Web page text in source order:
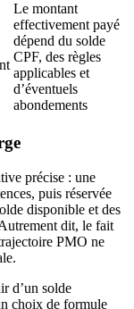
Le montant
effectivement payé
dépend du solde
CPF, des règles
applicables et
d’éventuels
abondements
précise : une
puis réservée
disponible et des
dit, le fait
PMO ne
d’un solde
choix de formule